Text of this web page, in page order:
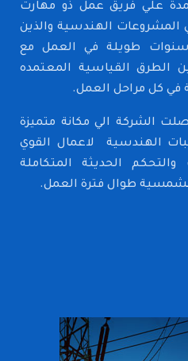
علي فريق عمل ذو مهارت
المشروعات الهندسية والذين
سنوات طويلة في العمل مع
الطرق القياسية المعتمده
في كل مراحل العمل.
الشركة الي مكانة متميزة
الهندسية لاعمال القوي
والتحكم الحديثة المتكاملة
طوال فترة العمل.